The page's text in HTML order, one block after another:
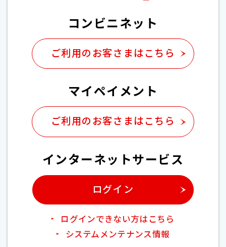
コンビニネット
ご利用のお客さまはこちら
マイペイメント
ご利用のお客さまはこちら
インターネットサービス
ログイン
ログインできない方はこちら
システムメンテナンス情報